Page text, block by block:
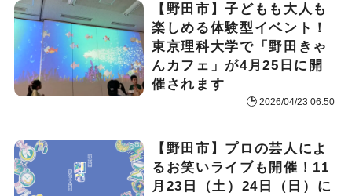
【野田市】子どもも大人も
楽しめる体験型イベント！
東京理科大学で「野田きゃ
んカフェ」が4月25日に開
催されます
2026/04/23 06:50
【野田市】プロの芸人によ
るお笑いライブも開催！11
月23日（土）24日（日）に